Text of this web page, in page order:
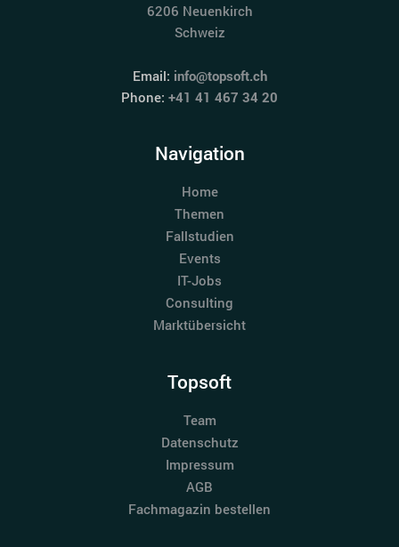
6206 Neuenkirch
Schweiz
Email: info@topsoft.ch
Phone: +41 41 467 34 20
Navigation
Home
Themen
Fallstudien
Events
IT-Jobs
Consulting
Marktübersicht
Topsoft
Team
Datenschutz
Impressum
AGB
Fachmagazin bestellen